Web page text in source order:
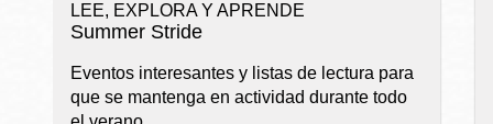
LEE, EXPLORA Y APRENDE
Summer Stride
Eventos interesantes y listas de lectura para
que se mantenga en actividad durante todo